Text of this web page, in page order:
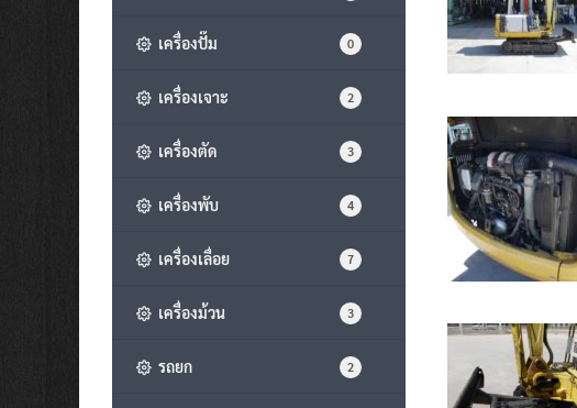
เครื่องปั๊ม 0
เครื่องเจาะ 2
เครื่องตัด 3
เครื่องพับ 4
เครื่องเลื่อย 7
เครื่องม้วน 3
รถยก 2